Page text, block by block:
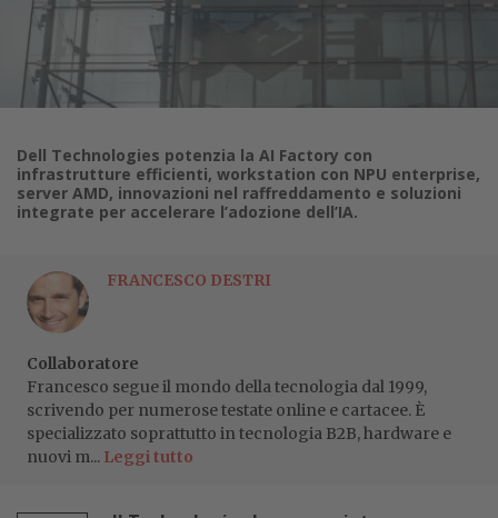
Dell Technologies potenzia la AI Factory con
infrastrutture efficienti, workstation con NPU enterprise,
server AMD, innovazioni nel raffreddamento e soluzioni
integrate per accelerare l’adozione dell’IA.
FRANCESCO DESTRI
Collaboratore
Francesco segue il mondo della tecnologia dal 1999,
scrivendo per numerose testate online e cartacee. È
specializzato soprattutto in tecnologia B2B, hardware e
nuovi m... Leggi tutto